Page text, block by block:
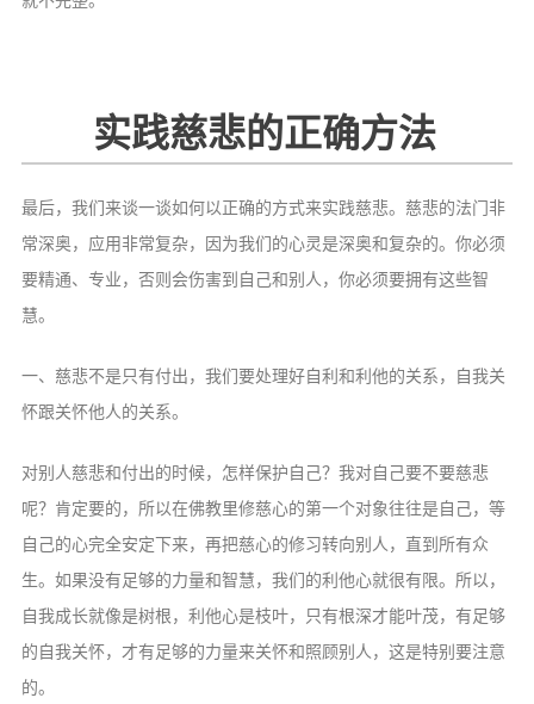
实践慈悲的正确方法
最后，我们来谈一谈如何以正确的方式来实践慈悲。慈悲的法门非
常深奥，应用非常复杂，因为我们的心灵是深奥和复杂的。你必须
要精通、专业，否则会伤害到自己和别人，你必须要拥有这些智
慧。
一、慈悲不是只有付出，我们要处理好自利和利他的关系，自我关
怀跟关怀他人的关系。
对别人慈悲和付出的时候，怎样保护自己？我对自己要不要慈悲
呢？肯定要的，所以在佛教里修慈心的第一个对象往往是自己，等
自己的心完全安定下来，再把慈心的修习转向别人，直到所有众
生。如果没有足够的力量和智慧，我们的利他心就很有限。所以，
自我成长就像是树根，利他心是枝叶，只有根深才能叶茂，有足够
的自我关怀，才有足够的力量来关怀和照顾别人，这是特别要注意
的。